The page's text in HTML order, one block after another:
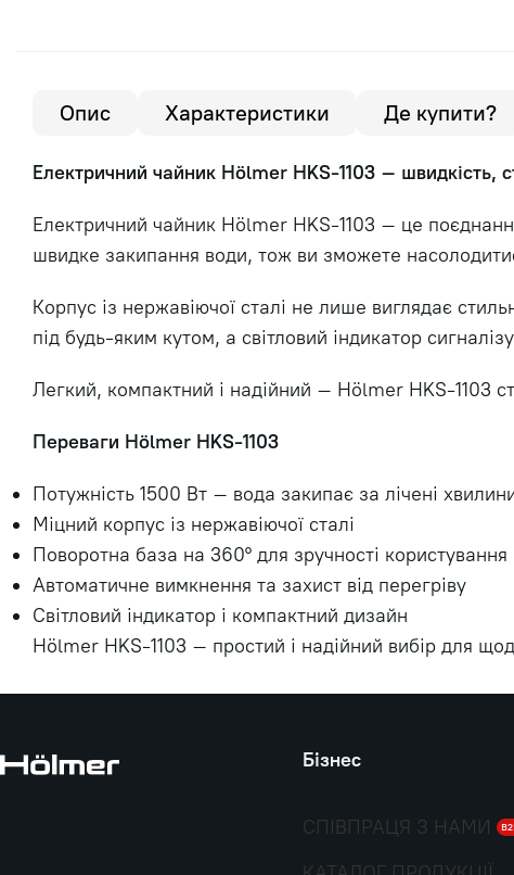
Опис Характеристики Де купити?
Електричний чайник Hölmer HKS-1103 – швидкість,
Електричний чайник Hölmer HKS-1103 – це
швидке закипання води, тож ви зможете
Корпус із нержавіючої сталі не лише виглядає
під будь-яким кутом, а світловий індикатор
Легкий, компактний і надійний – Hölmer HKS-1103
Переваги Hölmer HKS-1103
Потужність 1500 Вт – вода закипає за лічені
Міцний корпус із нержавіючої сталі
Поворотна база на 360° для зручності користування
Автоматичне вимкнення та захист від перегріву
Світловий індикатор і компактний дизайн
Hölmer HKS-1103 – простий і надійний вибір для
Бізнес
СПІВПРАЦЯ З НАМИ